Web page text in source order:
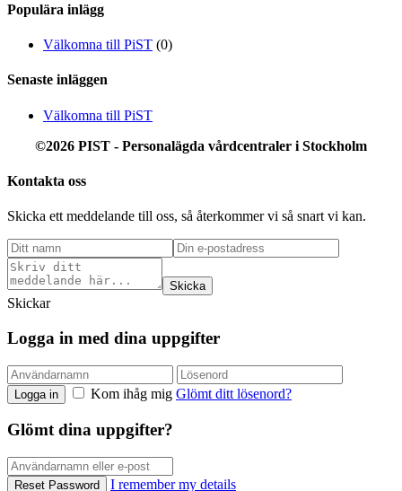
Populära inlägg
Välkomna till PiST (0)
Senaste inläggen
Välkomna till PiST
©2026 PIST - Personalägda vårdcentraler i Stockholm
Kontakta oss
Skicka ett meddelande till oss, så återkommer vi så snart vi kan.
Skicka
Skickar
Logga in med dina uppgifter
Logga in Kom ihåg mig Glömt ditt lösenord?
Glömt dina uppgifter?
Reset Password I remember my details